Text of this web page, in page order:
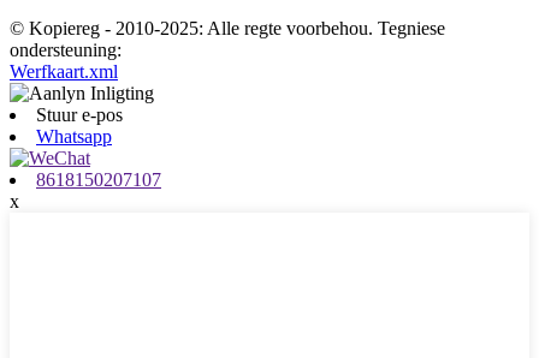
© Kopiereg - 2010-2025: Alle regte voorbehou. Tegniese
ondersteuning:
Werfkaart.xml
Stuur e-pos
Whatsapp
8618150207107
x